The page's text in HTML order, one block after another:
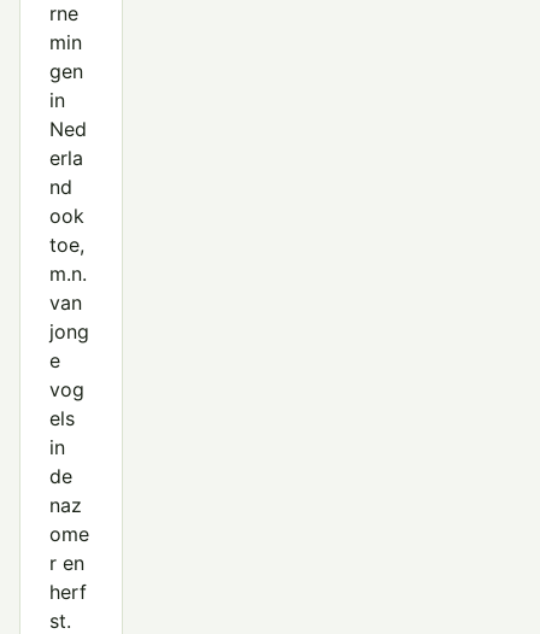
rne
min
gen
in
Ned
erla
nd
ook
toe,
m.n.
van
jong
e
vog
els
in
de
naz
ome
r en
herf
st.